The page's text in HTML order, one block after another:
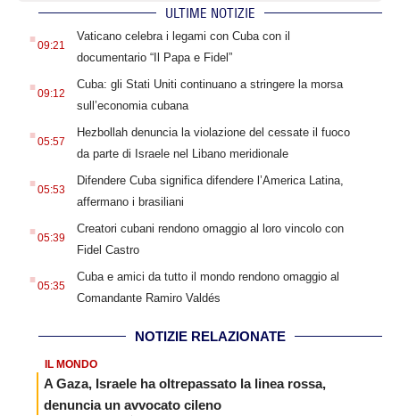
ULTIME NOTIZIE
. 09:21
Vaticano celebra i legami con Cuba con il
documentario “Il Papa e Fidel”
. 09:12
Cuba: gli Stati Uniti continuano a stringere la morsa
sull’economia cubana
. 05:57
Hezbollah denuncia la violazione del cessate il fuoco
da parte di Israele nel Libano meridionale
. 05:53
Difendere Cuba significa difendere l’America Latina,
affermano i brasiliani
. 05:39
Creatori cubani rendono omaggio al loro vincolo con
Fidel Castro
. 05:35
Cuba e amici da tutto il mondo rendono omaggio al
Comandante Ramiro Valdés
NOTIZIE RELAZIONATE
IL MONDO
A Gaza, Israele ha oltrepassato la linea rossa,
denuncia un avvocato cileno